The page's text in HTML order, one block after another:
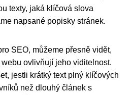
texty, jaká klíčová slova
napsané popisky stránek.
SEO, můžeme přesně vidět,
ovlivňují jeho viditelnost.
jestli krátký text plný klíčových
než dlouhý článek s